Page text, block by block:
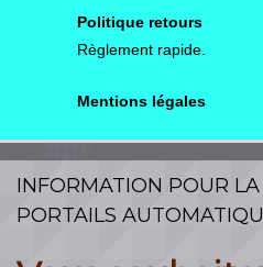
Politique retours
Règlement rapide.
Mentions légales
INFORMATION POUR
PORTAILS